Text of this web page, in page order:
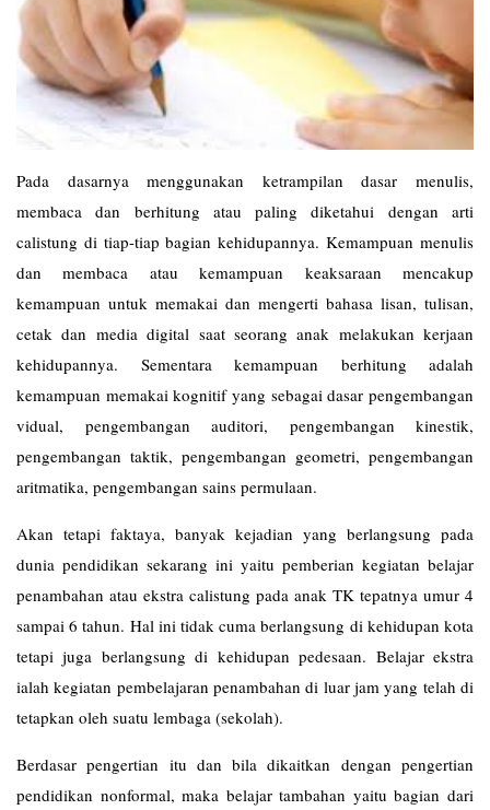
Pada dasarnya menggunakan ketrampilan dasar menulis,
membaca dan berhitung atau paling diketahui dengan arti
calistung di tiap-tiap bagian kehidupannya. Kemampuan menulis
dan membaca atau kemampuan keaksaraan mencakup
kemampuan untuk memakai dan mengerti bahasa lisan, tulisan,
cetak dan media digital saat seorang anak melakukan kerjaan
kehidupannya. Sementara kemampuan berhitung adalah
kemampuan memakai kognitif yang sebagai dasar pengembangan
vidual, pengembangan auditori, pengembangan kinestik,
pengembangan taktik, pengembangan geometri, pengembangan
aritmatika, pengembangan sains permulaan.
Akan tetapi faktaya, banyak kejadian yang berlangsung pada
dunia pendidikan sekarang ini yaitu pemberian kegiatan belajar
penambahan atau ekstra calistung pada anak TK tepatnya umur 4
sampai 6 tahun. Hal ini tidak cuma berlangsung di kehidupan kota
tetapi juga berlangsung di kehidupan pedesaan. Belajar ekstra
ialah kegiatan pembelajaran penambahan di luar jam yang telah di
tetapkan oleh suatu lembaga (sekolah).
Berdasar pengertian itu dan bila dikaitkan dengan pengertian
pendidikan nonformal, maka belajar tambahan yaitu bagian dari